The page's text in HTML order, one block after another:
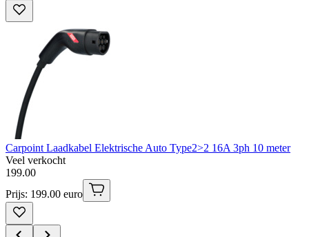
Carpoint Laadkabel Elektrische Auto Type2>2 16A 3ph 10 meter
Veel verkocht
199.00
Prijs: 199.00 euro